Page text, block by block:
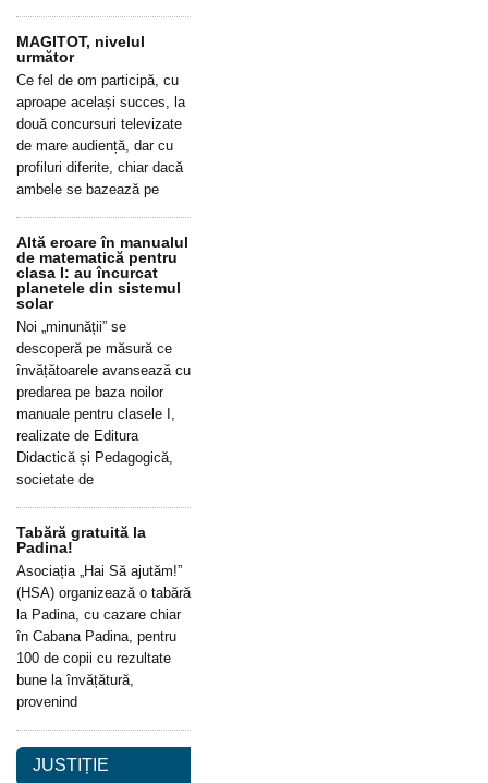
MAGITOT, nivelul
următor
Ce fel de om participă, cu
aproape același succes, la
două concursuri televizate
de mare audiență, dar cu
profiluri diferite, chiar dacă
ambele se bazează pe
Altă eroare în manualul
de matematică pentru
clasa I: au încurcat
planetele din sistemul
solar
Noi „minunății” se
descoperă pe măsură ce
învățătoarele avansează cu
predarea pe baza noilor
manuale pentru clasele I,
realizate de Editura
Didactică și Pedagogică,
societate de
Tabără gratuită la
Padina!
Asociația „Hai Să ajutăm!”
(HSA) organizează o tabără
la Padina, cu cazare chiar
în Cabana Padina, pentru
100 de copii cu rezultate
bune la învățătură,
provenind
JUSTIȚIE